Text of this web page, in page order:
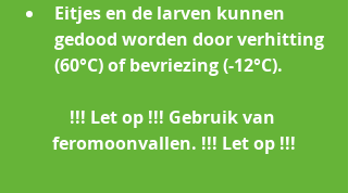
Eitjes en de larven kunnen
gedood worden door verhitting
(60°C) of bevriezing (-12°C).
!!! Let op !!! Gebruik van
feromoonvallen. !!! Let op !!!